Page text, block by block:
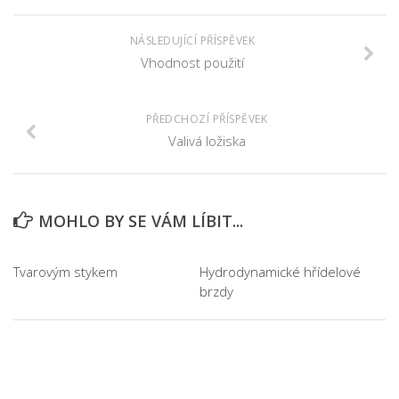
NÁSLEDUJÍCÍ PŘÍSPĚVEK
Vhodnost použití
PŘEDCHOZÍ PŘÍSPĚVEK
Valivá ložiska
MOHLO BY SE VÁM LÍBIT...
Tvarovým stykem
Hydrodynamické hřídelové
brzdy